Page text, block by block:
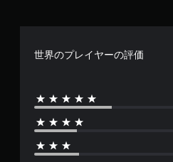
世界のプレイヤーの評価